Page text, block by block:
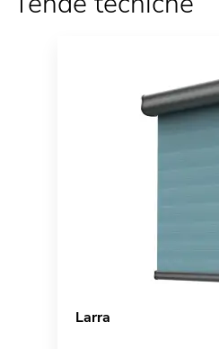
Larra